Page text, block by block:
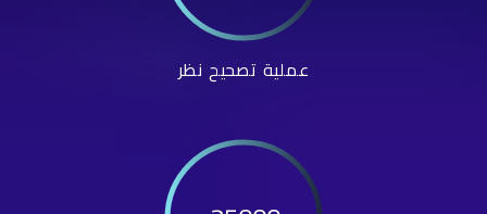
عملية تصحيح نظر